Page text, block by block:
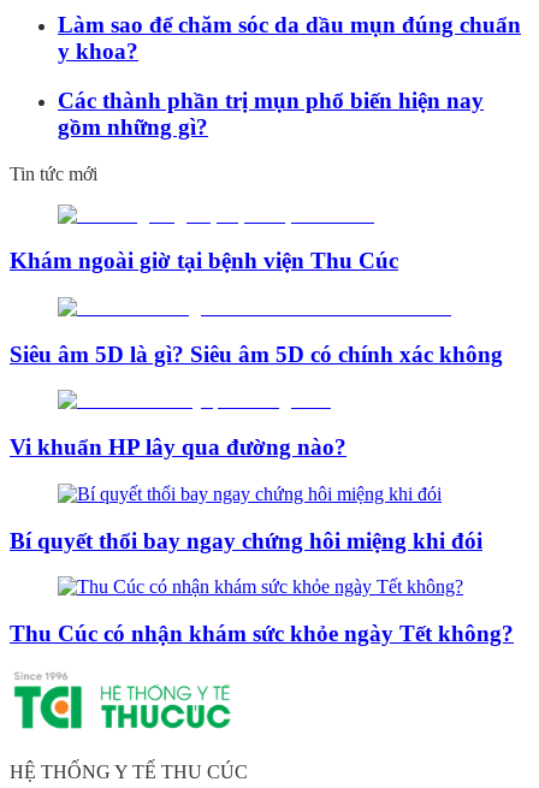
Làm sao để chăm sóc da dầu mụn đúng chuẩn
y khoa?
Các thành phần trị mụn phổ biến hiện nay
gồm những gì?
Tin tức mới
Khám ngoài giờ tại bệnh viện Thu Cúc
Siêu âm 5D là gì? Siêu âm 5D có chính xác không
Vi khuẩn HP lây qua đường nào?
Bí quyết thổi bay ngay chứng hôi miệng khi đói
Thu Cúc có nhận khám sức khỏe ngày Tết không?
HỆ THỐNG Y TẾ THU CÚC